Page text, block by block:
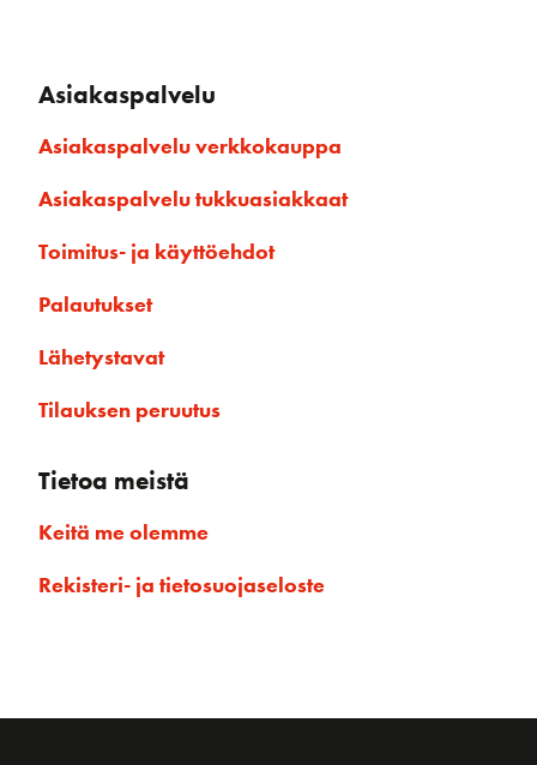
Asiakaspalvelu
Asiakaspalvelu verkkokauppa
Asiakaspalvelu tukkuasiakkaat
Toimitus- ja käyttöehdot
Palautukset
Lähetystavat
Tilauksen peruutus
Tietoa meistä
Keitä me olemme
Rekisteri- ja tietosuojaseloste